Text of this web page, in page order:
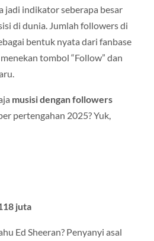
jadi indikator seberapa besar
di dunia. Jumlah followers di
bentuk nyata dari fanbase
tombol “Follow” dan
musisi dengan followers
pertengahan 2025? Yuk,
juta
Ed Sheeran? Penyanyi asal